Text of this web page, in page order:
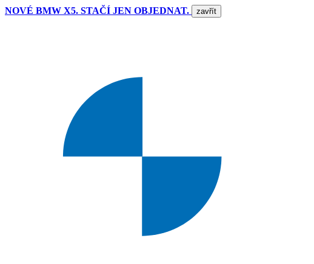
NOVÉ BMW X5. STAČÍ JEN OBJEDNAT. zavřít